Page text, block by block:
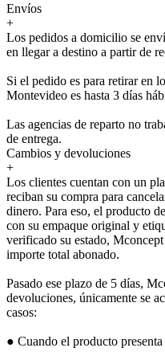
Envíos
+
Los pedidos a domicilio se
en llegar a destino a partir de
Si el pedido es para retirar en
Montevideo es hasta 3 días
Las agencias de reparto no
de entrega.
Cambios y devoluciones
+
Los clientes cuentan con un
reciban su compra para
dinero. Para eso, el producto
con su empaque original y
verificado su estado,
importe total abonado.
Pasado ese plazo de 5 días,
devoluciones, únicamente se
casos:
● Cuando el producto